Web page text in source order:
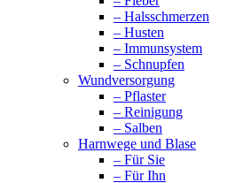
– Halsschmerzen
– Husten
– Immunsystem
– Schnupfen
Wundversorgung
– Pflaster
– Reinigung
– Salben
Harnwege und Blase
– Für Sie
– Für Ihn